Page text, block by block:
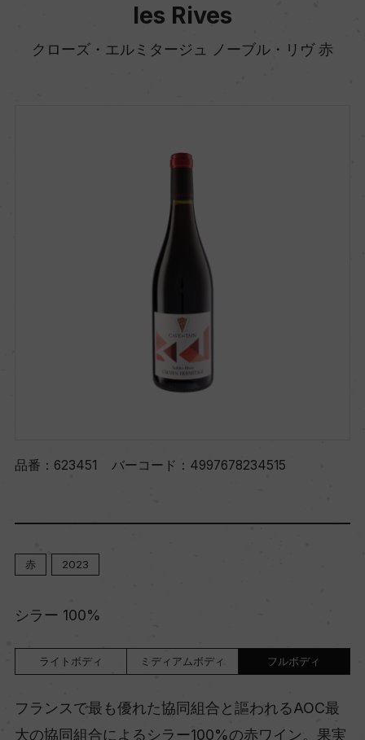
les Rives
クローズ・エルミタージュ ノーブル・リヴ 赤
品番： 623451 バーコード： 4997678234515
赤 2023
シラー 100%
ライトボディ ミディアムボディ フルボディ
フランスで最も優れた協同組合と謳われるAOC最
大の協同組合によるシラー100%の赤ワイン。果実